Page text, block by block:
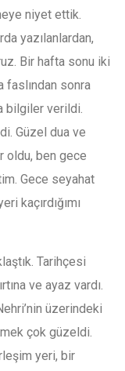
niyet ettik.
yazılanlardan,
Bir hafta sonu iki
faslından sonra
bilgiler verildi.
Güzel dua ve
oldu, ben gece
Gece seyahat
kaçırdığımı
Tarihçesi
ve ayaz vardı.
üzerindeki
çok güzeldi.
yeri, bir